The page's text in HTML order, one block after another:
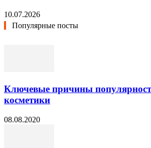
10.07.2026
Популярные посты
Ключевые причины
косметики
08.08.2020